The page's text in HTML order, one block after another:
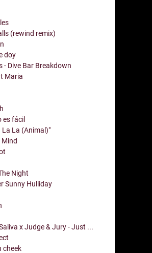
(rewind remix)
doy
- Dive Bar Breakdown
Maria
es fácil
La La (Animal)"
Mind
Night
Sunny Hulliday
x Judge & Jury - Just ...
cheek